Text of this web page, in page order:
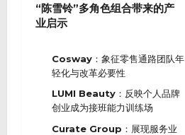
“陈雪铃”多角色组合带来的产
业启示
Cosway：象征零售通路团队年
轻化与改革必要性
LUMI Beauty：反映个人品牌
创业成为接班能力训练场
Curate Group ：展现服务业